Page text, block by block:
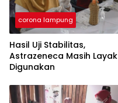
corona lampung
Hasil Uji Stabilitas,
Astrazeneca Masih Layak
Digunakan